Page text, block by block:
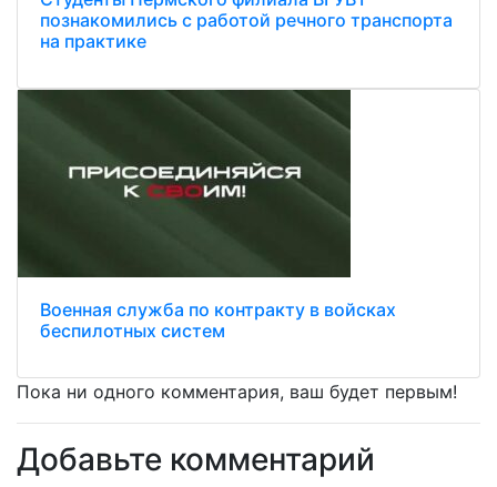
познакомились с работой речного транспорта
на практике
Военная служба по контракту в войсках
беспилотных систем
Пока ни одного комментария, ваш будет первым!
Добавьте комментарий